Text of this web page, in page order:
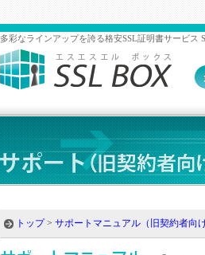
多彩なラインアップを誇る格安SSL証明書サービス
トップ> サポートマニュアル（旧契約者向け